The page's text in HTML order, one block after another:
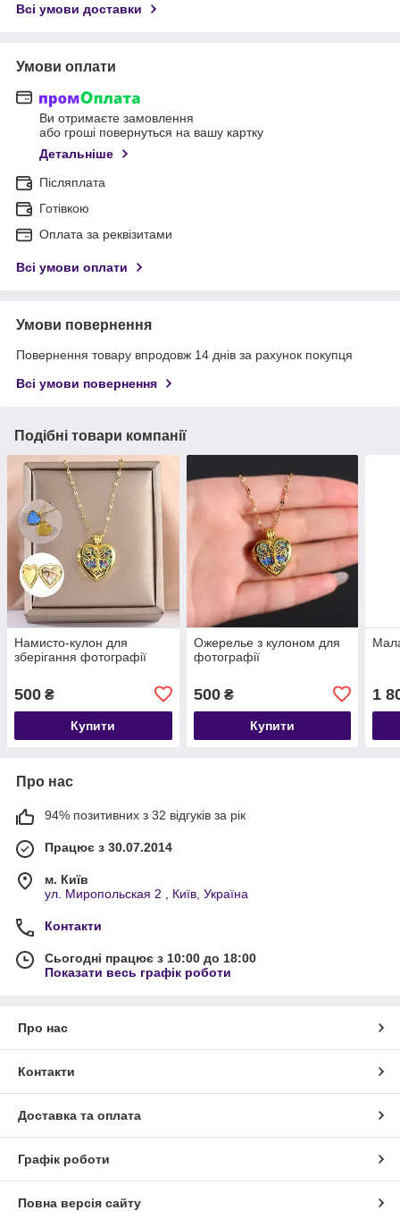
Всі умови доставки
Умови оплати
Ви отримаєте замовлення
або гроші повернуться на вашу картку
Детальніше
Післяплата
Готівкою
Оплата за реквізитами
Всі умови оплати
Умови повернення
Повернення товару впродовж 14 днів за рахунок покупця
Всі умови повернення
Подібні товари компанії
Намисто-кулон для
зберігання фотографії
500 ₴
Купити
Ожерелье з кулоном для
фотографії
500₴
Купити
1
Про нас
94% позитивних з 32 відгуків за рік
Працює з 30.07.2014
м. Київ
ул. Миропольская 2 , Київ, Україна
Контакти
Сьогодні працює з 10:00 до 18:00
Показати весь графік роботи
Про нас
Контакти
Доставка та оплата
Графік роботи
Повна версія сайту